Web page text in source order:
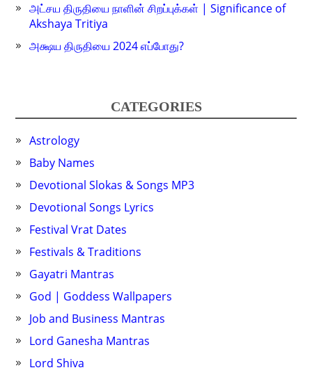
அட்சய திருதியை நாளின் சிறப்புக்கள் | Significance of
Akshaya Tritiya
அக்ஷய திருதியை 2024 எப்போது?
CATEGORIES
Astrology
Baby Names
Devotional Slokas & Songs MP3
Devotional Songs Lyrics
Festival Vrat Dates
Festivals & Traditions
Gayatri Mantras
God | Goddess Wallpapers
Job and Business Mantras
Lord Ganesha Mantras
Lord Shiva